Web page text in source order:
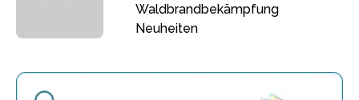
Waldbrandbekämpfung
Neuheiten